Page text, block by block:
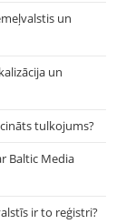
un
un
tulkojums?
Baltic Media
ir to reģistri?